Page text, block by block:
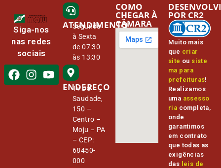
Siga-nos
nas redes
sociais
ATENDIMENTO
Segunda
à Sexta
de 07:30
às 13:30
ENDEREÇO
Tv Da
Saudade,
150 –
Centro –
Moju – PA
– CEP:
68450-
000
COMO
CHEGAR À
CÂMARA
Muito mais
que criar
site ou siste
ma para
prefeituras!
Realizamos
uma assesso
ria completa,
onde
garantimos
em contrato
que todas as
exigências
das leis de
POR CR2